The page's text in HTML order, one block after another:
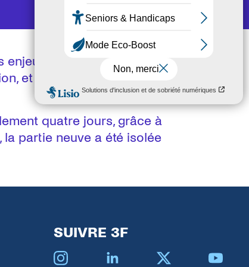
environnementaux,
et a renforcé la partie
quatre jours, grâce à
partie neuve a été isolée
SUIVRE 3F